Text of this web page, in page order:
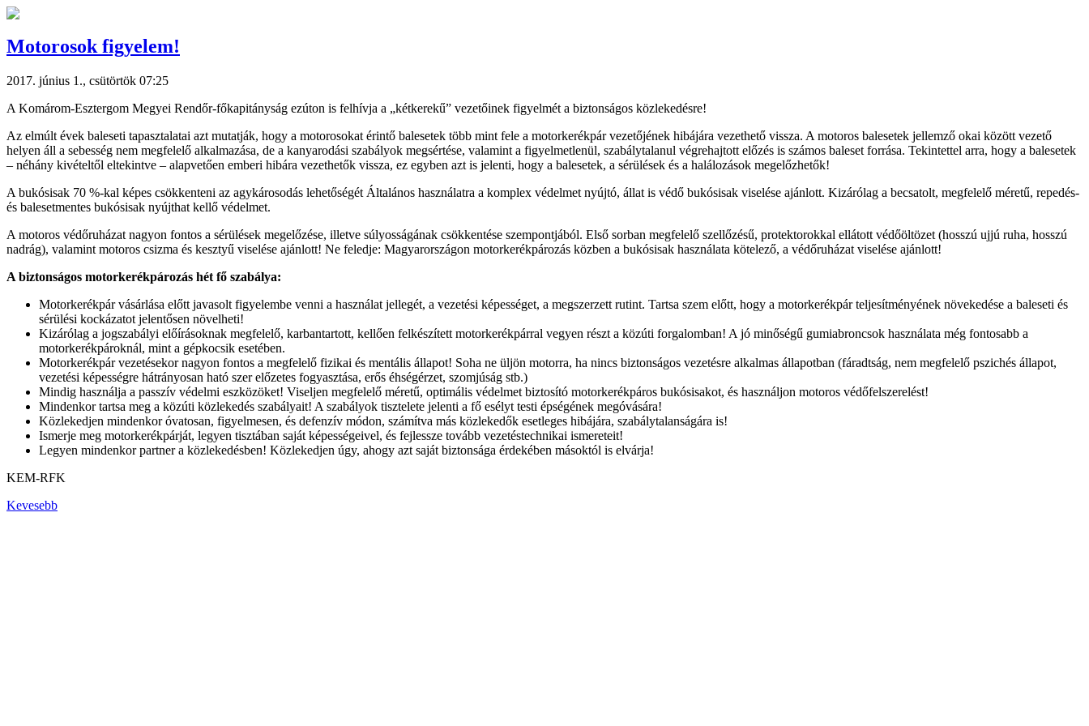
Motorosok figyelem!
2017. június 1., csütörtök 07:25
A Komárom-Esztergom Megyei Rendőr-főkapitányság ezúton is felhívja a „kétkerekű” vezetőinek figyelmét a biztonságos közlekedésre!
Az elmúlt évek baleseti tapasztalatai azt mutatják, hogy a motorosokat érintő balesetek több mint fele a motorkerékpár vezetőjének hibájára vezethető vissza. A motoros balesetek jellemző okai között vezető
helyen áll a sebesség nem megfelelő alkalmazása, de a kanyarodási szabályok megsértése, valamint a figyelmetlenül, szabálytalanul végrehajtott előzés is számos baleset forrása. Tekintettel arra, hogy a balesetek
– néhány kivételtől eltekintve – alapvetően emberi hibára vezethetők vissza, ez egyben azt is jelenti, hogy a balesetek, a sérülések és a halálozások megelőzhetők!
A bukósisak 70 %-kal képes csökkenteni az agykárosodás lehetőségét Általános használatra a komplex védelmet nyújtó, állat is védő bukósisak viselése ajánlott. Kizárólag a becsatolt, megfelelő méretű, repedés-
és balesetmentes bukósisak nyújthat kellő védelmet.
A motoros védőruházat nagyon fontos a sérülések megelőzése, illetve súlyosságának csökkentése szempontjából. Első sorban megfelelő szellőzésű, protektorokkal ellátott védőöltözet (hosszú ujjú ruha, hosszú
nadrág), valamint motoros csizma és kesztyű viselése ajánlott! Ne feledje: Magyarországon motorkerékpározás közben a bukósisak használata kötelező, a védőruházat viselése ajánlott!
A biztonságos motorkerékpározás hét fő szabálya:
Motorkerékpár vásárlása előtt javasolt figyelembe venni a használat jellegét, a vezetési képességet, a megszerzett rutint. Tartsa szem előtt, hogy a motorkerékpár teljesítményének növekedése a baleseti és
sérülési kockázatot jelentősen növelheti!
Kizárólag a jogszabályi előírásoknak megfelelő, karbantartott, kellően felkészített motorkerékpárral vegyen részt a közúti forgalomban! A jó minőségű gumiabroncsok használata még fontosabb a
motorkerékpároknál, mint a gépkocsik esetében.
Motorkerékpár vezetésekor nagyon fontos a megfelelő fizikai és mentális állapot! Soha ne üljön motorra, ha nincs biztonságos vezetésre alkalmas állapotban (fáradtság, nem megfelelő pszichés állapot,
vezetési képességre hátrányosan ható szer előzetes fogyasztása, erős éhségérzet, szomjúság stb.)
Mindig használja a passzív védelmi eszközöket! Viseljen megfelelő méretű, optimális védelmet biztosító motorkerékpáros bukósisakot, és használjon motoros védőfelszerelést!
Mindenkor tartsa meg a közúti közlekedés szabályait! A szabályok tisztelete jelenti a fő esélyt testi épségének megóvására!
Közlekedjen mindenkor óvatosan, figyelmesen, és defenzív módon, számítva más közlekedők esetleges hibájára, szabálytalanságára is!
Ismerje meg motorkerékpárját, legyen tisztában saját képességeivel, és fejlessze tovább vezetéstechnikai ismereteit!
Legyen mindenkor partner a közlekedésben! Közlekedjen úgy, ahogy azt saját biztonsága érdekében másoktól is elvárja!
KEM-RFK
Kevesebb